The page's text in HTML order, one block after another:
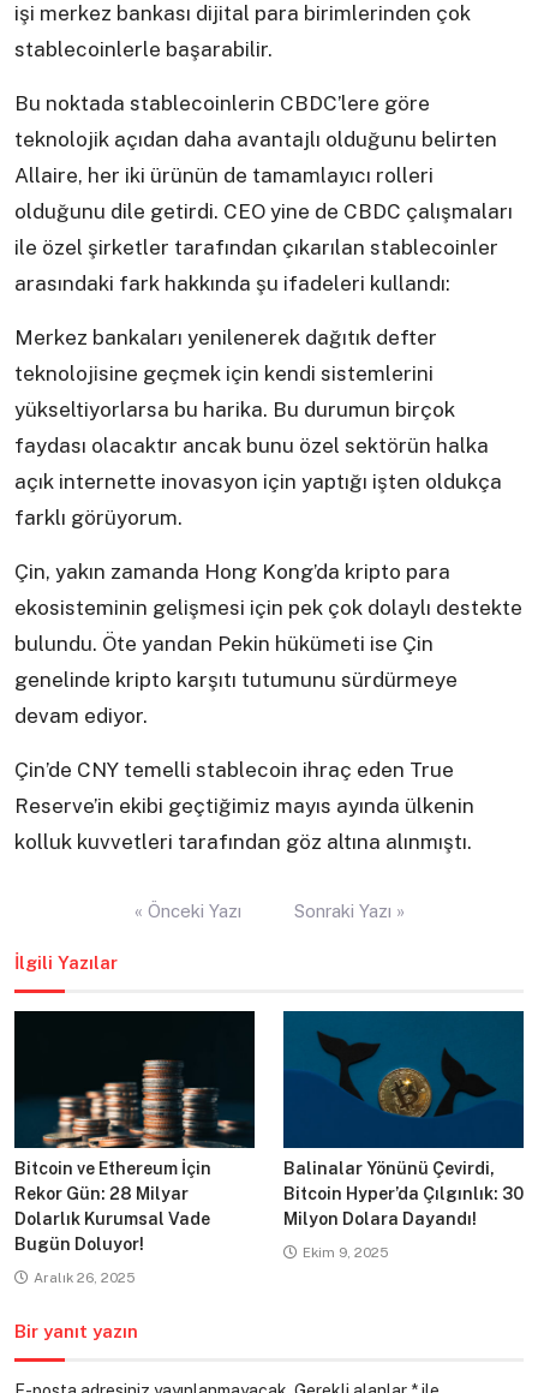
işi merkez bankası dijital para birimlerinden çok
stablecoinlerle başarabilir.
Bu noktada stablecoinlerin CBDC’lere göre
teknolojik açıdan daha avantajlı olduğunu belirten
Allaire, her iki ürünün de tamamlayıcı rolleri
olduğunu dile getirdi. CEO yine de CBDC çalışmaları
ile özel şirketler tarafından çıkarılan stablecoinler
arasındaki fark hakkında şu ifadeleri kullandı:
Merkez bankaları yenilenerek dağıtık defter
teknolojisine geçmek için kendi sistemlerini
yükseltiyorlarsa bu harika. Bu durumun birçok
faydası olacaktır ancak bunu özel sektörün halka
açık internette inovasyon için yaptığı işten oldukça
farklı görüyorum.
Çin, yakın zamanda Hong Kong’da kripto para
ekosisteminin gelişmesi için pek çok dolaylı destekte
bulundu. Öte yandan Pekin hükümeti ise Çin
genelinde kripto karşıtı tutumunu sürdürmeye
devam ediyor.
Çin’de CNY temelli stablecoin ihraç eden True
Reserve’in ekibi geçtiğimiz mayıs ayında ülkenin
kolluk kuvvetleri tarafından göz altına alınmıştı.
« Önceki Yazı Sonraki Yazı »
İlgili Yazılar
Bitcoin ve Ethereum İçin
Rekor Gün: 28 Milyar
Dolarlık Kurumsal Vade
Bugün Doluyor!
Aralık 26, 2025
Balinalar Yönünü Çevirdi,
Bitcoin Hyper’da Çılgınlık: 30
Milyon Dolara Dayandı!
Ekim 9, 2025
Bir yanıt yazın